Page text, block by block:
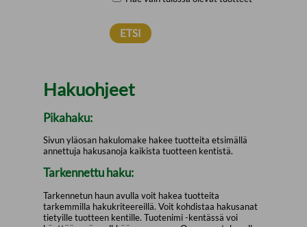
Hakuohjeet
Pikahaku:
Sivun yläosan hakulomake hakee tuotteita etsimällä
annettuja hakusanoja kaikista tuotteen kentistä.
Tarkennettu haku:
Tarkennetun haun avulla voit hakea tuotteita
tarkemmilla hakukriteereillä. Voit kohdistaa hakusanat
tietyille tuotteen kentille. Tuotenimi -kentässä voi